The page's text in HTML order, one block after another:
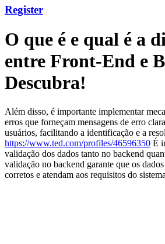
Register
O que é e qual é a
entre Front-End e
Descubra!
Além disso, é importante implementar
erros que forneçam mensagens de erro
usuários, facilitando a identificação e a
https://www.ted.com/profiles/46596350 É
validação dos dados tanto no backend
validação no backend garante que os
corretos e atendam aos requisitos do